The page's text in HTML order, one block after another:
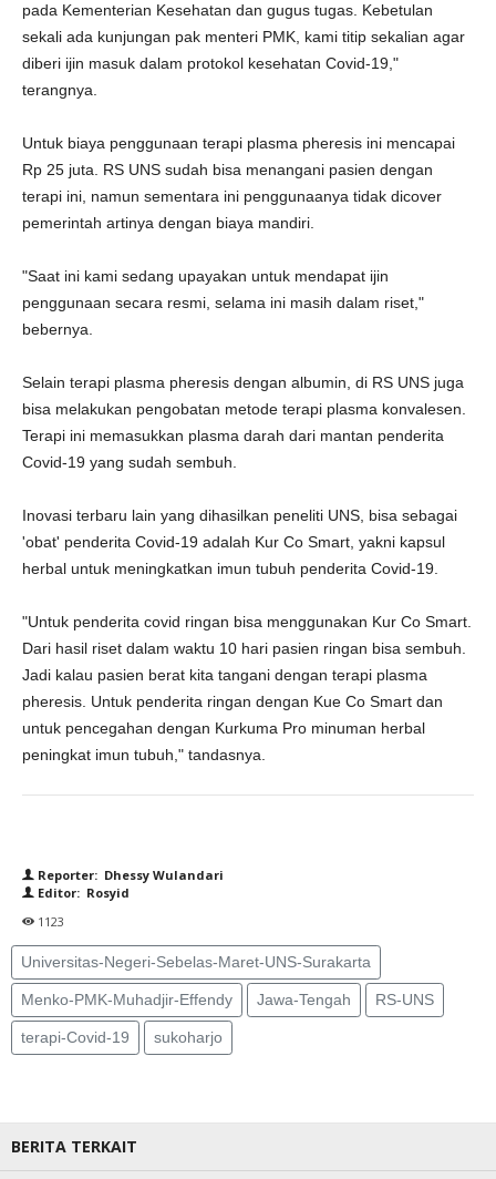
pada Kementerian Kesehatan dan gugus tugas. Kebetulan
sekali ada kunjungan pak menteri PMK, kami titip sekalian agar
diberi ijin masuk dalam protokol kesehatan Covid-19,"
terangnya.
Untuk biaya penggunaan terapi plasma pheresis ini mencapai
Rp 25 juta. RS UNS sudah bisa menangani pasien dengan
terapi ini, namun sementara ini penggunaanya tidak dicover
pemerintah artinya dengan biaya mandiri.
"Saat ini kami sedang upayakan untuk mendapat ijin
penggunaan secara resmi, selama ini masih dalam riset,"
bebernya.
Selain terapi plasma pheresis dengan albumin, di RS UNS juga
bisa melakukan pengobatan metode terapi plasma konvalesen.
Terapi ini memasukkan plasma darah dari mantan penderita
Covid-19 yang sudah sembuh.
Inovasi terbaru lain yang dihasilkan peneliti UNS, bisa sebagai
'obat' penderita Covid-19 adalah Kur Co Smart, yakni kapsul
herbal untuk meningkatkan imun tubuh penderita Covid-19.
"Untuk penderita covid ringan bisa menggunakan Kur Co Smart.
Dari hasil riset dalam waktu 10 hari pasien ringan bisa sembuh.
Jadi kalau pasien berat kita tangani dengan terapi plasma
pheresis. Untuk penderita ringan dengan Kue Co Smart dan
untuk pencegahan dengan Kurkuma Pro minuman herbal
peningkat imun tubuh," tandasnya.
Reporter: Dhessy Wulandari
Editor: Rosyid
1123
Universitas-Negeri-Sebelas-Maret-UNS-Surakarta
Menko-PMK-Muhadjir-Effendy Jawa-Tengah RS-UNS
terapi-Covid-19 sukoharjo
BERITA TERKAIT